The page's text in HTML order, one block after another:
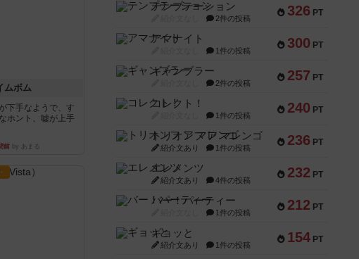
ムボム
下手なようで、す
ホント、嘘が上手
前by あまる
326 PT
テンプテーション
2件の投稿
300 PT
アマナイト
1件の投稿
257 PT
ギャンブラー
2件の投稿
240 PT
コレクト！
1件の投稿
236 PT
トリオンフ ア マレンゴ
紹介文あり 1件の投稿
232 PT
エレメンツ
紹介文あり 4件の投稿
212 PT
バー！パーティー
1件の投稿
154 PT
ギョッと
紹介文あり 1件の投稿